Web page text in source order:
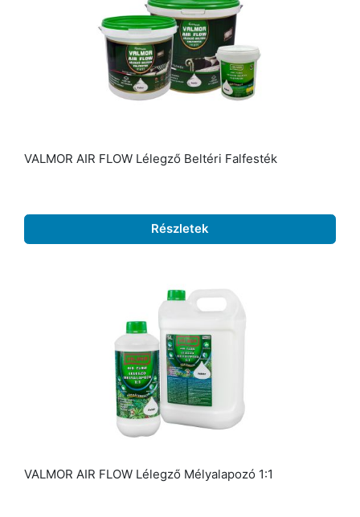
VALMOR AIR FLOW Lélegző Beltéri Falfesték
Részletek
VALMOR AIR FLOW Lélegző Mélyalapozó 1:1